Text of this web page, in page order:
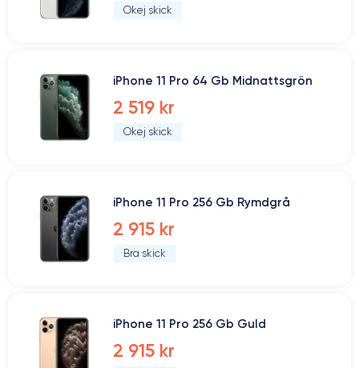
Okej skick
iPhone 11 Pro 64 Gb Midnattsgrön
2 519 kr
Okej skick
iPhone 11 Pro 256 Gb Rymdgrå
2 915 kr
Bra skick
iPhone 11 Pro 256 Gb Guld
2 915 kr